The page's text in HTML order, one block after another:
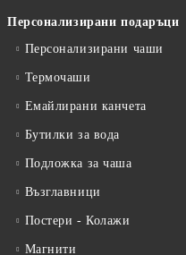
Персонализирани подаръци
Персонализирани чаши
Термочаши
Емайлирани канчета
Бутилки за вода
Подложка за чаша
Възглавници
Постери - Колажи
Магнити